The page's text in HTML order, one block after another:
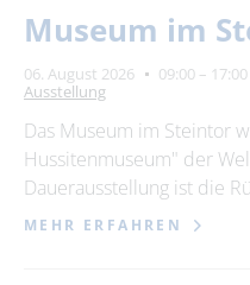
Museum im
06. August 2026 09:00 –
Ausstellung
Das Museum im Steintor
Hussitenmuseum" der
Dauerausstellung ist die
MEHR ERFAHREN